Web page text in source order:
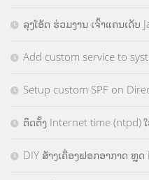
ລຸງໂອ້ດ ຮ່ວມງານ ເຈົ້າແຄນເດັບ
Add custom service to
Setup custom SPF on
ຕິດຕັ້ງ Internet time (ntpd)
DIY ສ້າງເຄື່ອງຟອກອາກາດ ຫຼຸ